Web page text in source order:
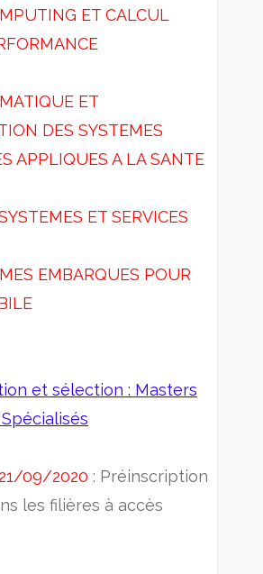
ET CALCUL
ET
DES SYSTEMES
APPLIQUES A LA SANTE
ET SERVICES
EMBARQUES POUR
et sélection : Masters
09/2020 : Préinscription
les filières à accès